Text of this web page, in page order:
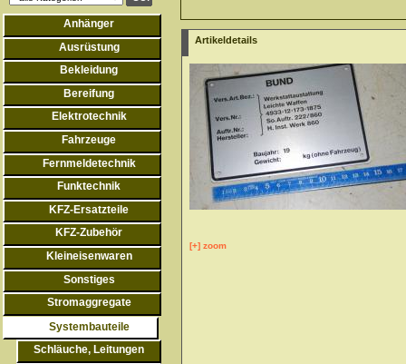
Anhänger
Ausrüstung
Bekleidung
Bereifung
Elektrotechnik
Fahrzeuge
Fernmeldetechnik
Funktechnik
KFZ-Ersatzteile
KFZ-Zubehör
Kleineisenwaren
Sonstiges
Stromaggregate
Systembauteile
Schläuche, Leitungen
Artikeldetails
[+] zoom